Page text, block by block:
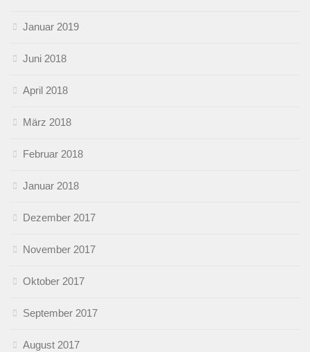
Januar 2019
Juni 2018
April 2018
März 2018
Februar 2018
Januar 2018
Dezember 2017
November 2017
Oktober 2017
September 2017
August 2017